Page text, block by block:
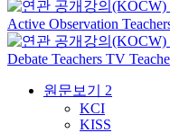
Active Observation
Debate Teachers TV
원문보기 2
KCI
KISS